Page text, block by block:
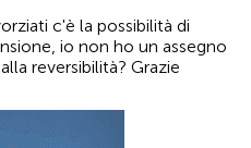
c'è la possibilità di
io non ho un assegno
reversibilità? Grazie